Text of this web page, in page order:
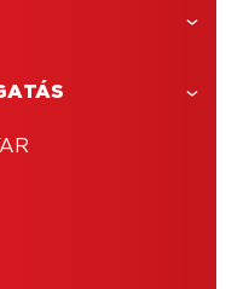
egy
univerzális
elérhető